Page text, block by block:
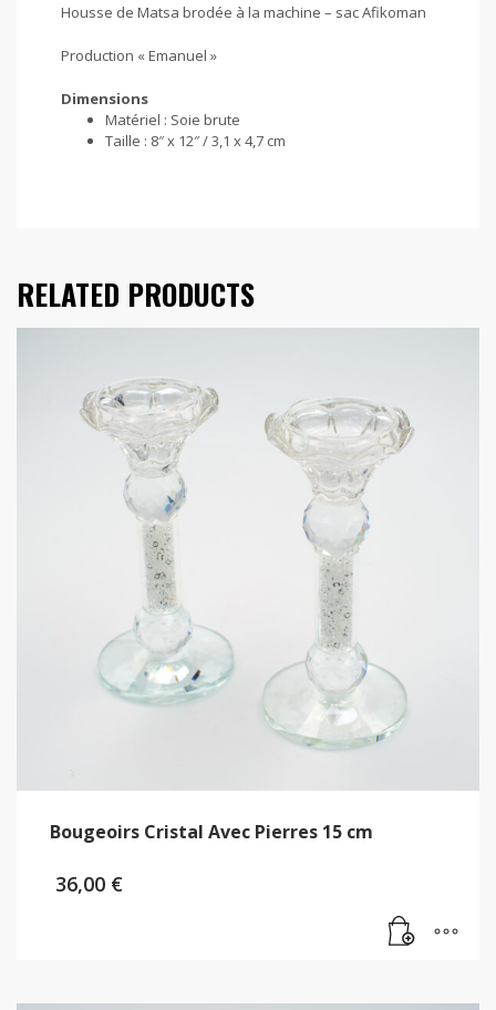
Housse de Matsa brodée à la machine – sac Afikoman
Production « Emanuel »
Dimensions
Matériel : Soie brute
Taille : 8″ x 12″ / 3,1 x 4,7 cm
RELATED PRODUCTS
Bougeoirs Cristal Avec Pierres 15 cm
36,00 €